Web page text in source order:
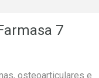
7
osteoarticulares e